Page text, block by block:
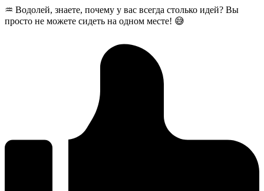
♒ Водолей, знаете, почему у вас всегда столько идей? Вы
просто не можете сидеть на одном месте! 😅